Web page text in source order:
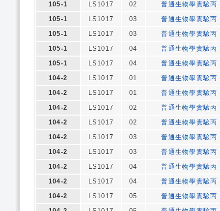
105-1
LS1017 02
普通生物學實驗丙
105-1
LS1017 03
普通生物學實驗丙
105-1
LS1017 03
普通生物學實驗丙
105-1
LS1017 04
普通生物學實驗丙
105-1
LS1017 04
普通生物學實驗丙
104-2
LS1017 01
普通生物學實驗丙
104-2
LS1017 01
普通生物學實驗丙
104-2
LS1017 02
普通生物學實驗丙
104-2
LS1017 02
普通生物學實驗丙
104-2
LS1017 03
普通生物學實驗丙
104-2
LS1017 03
普通生物學實驗丙
104-2
LS1017 04
普通生物學實驗丙
104-2
LS1017 04
普通生物學實驗丙
104-2
LS1017 05
普通生物學實驗丙